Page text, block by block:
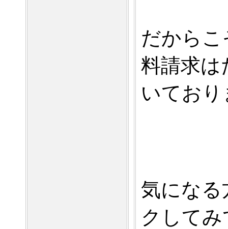
だから
料請求は
いてお
気になる
クして